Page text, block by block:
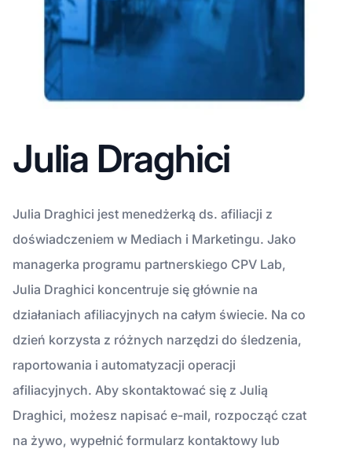
Julia Draghici
Julia Draghici jest menedżerką ds. afiliacji z
doświadczeniem w Mediach i Marketingu. Jako
managerka programu partnerskiego CPV Lab,
Julia Draghici koncentruje się głównie na
działaniach afiliacyjnych na całym świecie. Na co
dzień korzysta z różnych narzędzi do śledzenia,
raportowania i automatyzacji operacji
afiliacyjnych. Aby skontaktować się z Julią
Draghici, możesz napisać e-mail, rozpocząć czat
na żywo, wypełnić formularz kontaktowy lub